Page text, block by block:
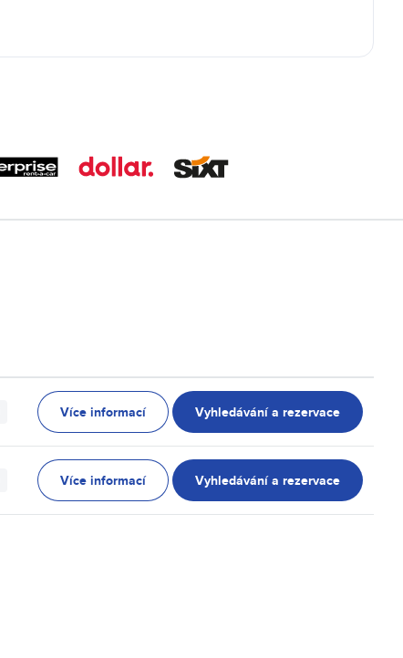
Více informací Vyhledávání a rezervace
Více informací Vyhledávání a rezervace